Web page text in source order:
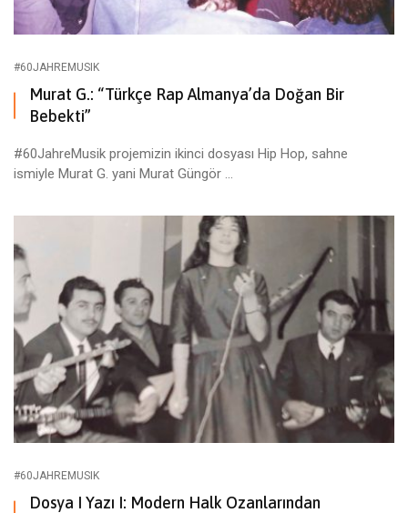
#60JAHREMUSIK
Murat G.: “Türkçe Rap Almanya’da Doğan Bir
Bebekti”
#60JahreMusik projemizin ikinci dosyası Hip Hop, sahne
ismiyle Murat G. yani Murat Güngör ...
#60JAHREMUSIK
Dosya I Yazı I: Modern Halk Ozanlarından